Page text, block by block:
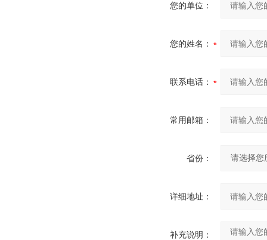
您的单位：
您的姓名：
联系电话：
常用邮箱：
省份：
详细地址：
补充说明：